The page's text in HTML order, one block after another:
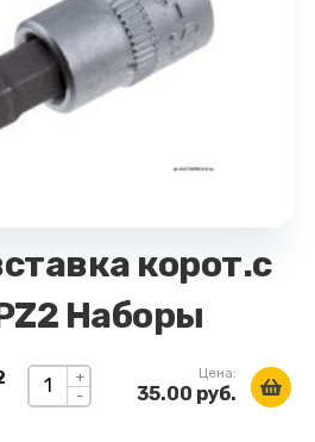
корот.с
Наборы
+
-
Цена:
35.00 руб.